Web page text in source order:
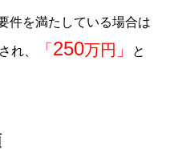
件を満たしている場合は
れ、 「250万円」
と